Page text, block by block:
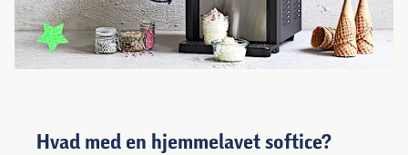
Hvad med en hjemmelavet softice?